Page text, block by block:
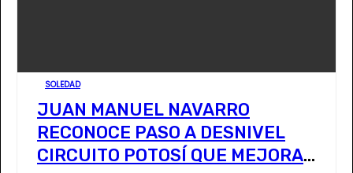
SOLEDAD
JUAN MANUEL NAVARRO
RECONOCE PASO A DESNIVEL
CIRCUITO POTOSÍ QUE MEJORA